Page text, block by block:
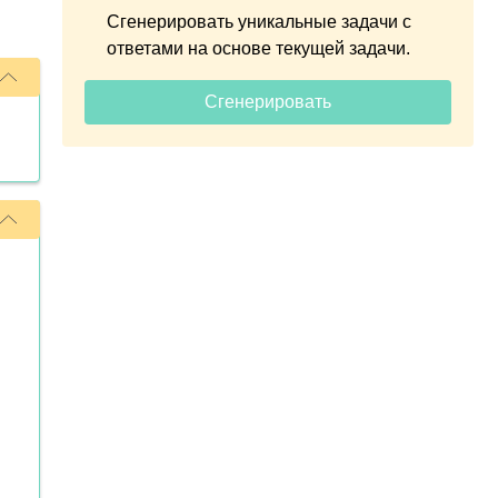
Сгенерировать уникальные задачи с
ответами на основе текущей задачи.
Сгенерировать